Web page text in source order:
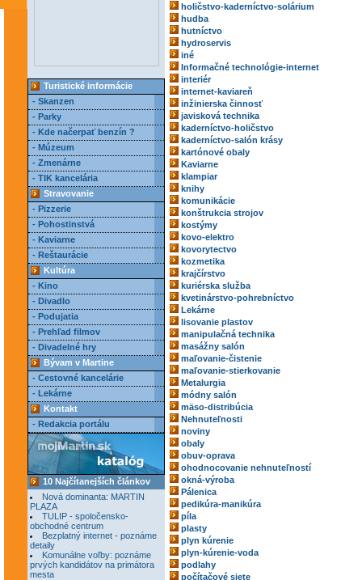
Turistické informácie
- Skanzen
- Parky
- Kde načerpať benzín ?
- Múzeum
- Zmenárne
- TIK kancelária
Stravovanie
- Pizzerie
- Pohostinstvá
- Kaviarne
- Reštaurácie
Kultúra
- Kino
- Divadlo
- Podujatia
- Prehľad filmov
- Divadelné hry
Bývam v Martine
- Cestovné kancelárie
- Lekárne
Kontakt
- Redakcia portálu
10 Najčítanejších článkov
Nová dominanta: MARTIN
PLAZA
TULIP - spoločensko-
obchodné centrum
Bezplatný internet - poznáme
detaily
Komunálne voľby: poznáme
prvých kandidátov na primátora
mesta
holičstvo-kaderníctvo-solárium
hudba
hutníctvo
hydroservis
iné
Informačné technológie-internet
interiér
internet-kaviareň
inžinierska činnosť
javisková technika
kaderníctvo-holičstvo
kaderníctvo-salón krásy
kartónové obaly
Kaviarne
klampiar
knihy
komunikácie
konštrukcia strojov
kostýmy
kovo-elektro
kovorytectvo
kozmetika
krajčírstvo
kuriérska služba
kvetinárstvo-pohrebníctvo
Lekárne
lisovanie plastov
manipulačná technika
masážny salón
maľovanie-čistenie
maľovanie-stierkovanie
Metalurgia
módny salón
mäso-distribúcia
Nehnuteľnosti
noviny
obaly
obuv-oprava
ohodnocovanie nehnuteľností
okná-výroba
Pálenica
pedikúra-manikúra
píla
plasty
plyn kúrenie
plyn-kúrenie-voda
podlahy
počítačové siete